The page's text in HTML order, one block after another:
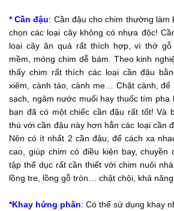
* Cần đậu: Cần đậu cho chim thường làm
chọn các loại cây không có nhựa độc!
loại cây ăn quả rất thích hợp, vì thớ
mềm, móng chim dễ bám. Theo kinh
thấy chim rất thích các loại cần đậu
xiêm, cành táo, cành me… Chặt cành, để
sạch, ngâm nước muối hay thuốc tím pha
bạn đã có một chiếc cần đậu rất tốt! Và
thú với cần đậu này hơn hẳn các loại cần
Nên có ít nhất 2 cần đậu, để cách xa
cao, giúp chim có điều kiện bay, chuyền
tập thể dục rất cần thiết với chim nuôi
lồng tre, lồng gỗ tròn… chật chội, khả
*Khay hứng phân: Có thể sử dụng khay